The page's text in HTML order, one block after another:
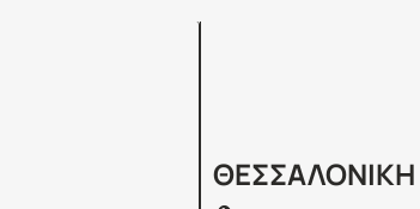
ΘΕΣΣΑΛΟΝΙΚΗ